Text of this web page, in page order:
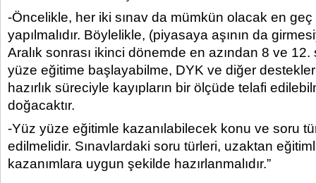
-Öncelikle, her iki sınav da mümkün olacak en
yapılmalıdır. Böylelikle, (piyasaya aşının da
Aralık sonrası ikinci dönemde en azından 8 ve 12.
yüze eğitime başlayabilme, DYK ve diğer
hazırlık süreciyle kayıpların bir ölçüde telafi
doğacaktır.
-Yüz yüze eğitimle kazanılabilecek konu ve soru
edilmelidir. Sınavlardaki soru türleri, uzaktan
kazanımlara uygun şekilde hazırlanmalıdır.”